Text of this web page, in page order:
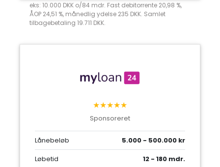
eks: 10.000 DKK o/84 mdr. Fast debitorrente 20,98 %,
ÅOP 24,51 %, månedlig ydelse 235 DKK. Samlet
tilbagebetaling 19.711 DKK.
★★★★★
Sponsoreret
Lånebeløb
5.000 - 500.000 kr
Løbetid
12 - 180 mdr.